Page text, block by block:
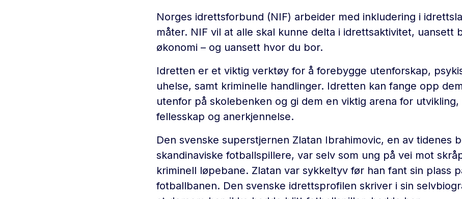
Norges idrettsforbund (NIF) arbeider med inkludering i
måter. NIF vil at alle skal kunne delta i idrettsaktivitet, uansett
økonomi – og uansett hvor du bor.
Idretten er et viktig verktøy for å forebygge utenforskap,
uhelse, samt kriminelle handlinger. Idretten kan fange opp
utenfor på skolebenken og gi dem en viktig arena for utvikling,
fellesskap og anerkjennelse.
Den svenske superstjernen Zlatan Ibrahimovic, en av tidenes
skandinaviske fotballspillere, var selv som ung på vei mot
kriminell løpebane. Zlatan var sykkeltyv før han fant sin plass
fotballbanen. Den svenske idrettsprofilen skriver i sin